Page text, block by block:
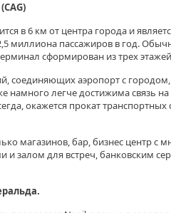
)
в 6 км от центра города и
миллиона пассажиров в год.
сформирован из трех
соединяющих аэропорт с городом,
намного легче достижима связь
окажется прокат транспортных
магазинов, бар, бизнес центр с
и залом для встреч, банковским